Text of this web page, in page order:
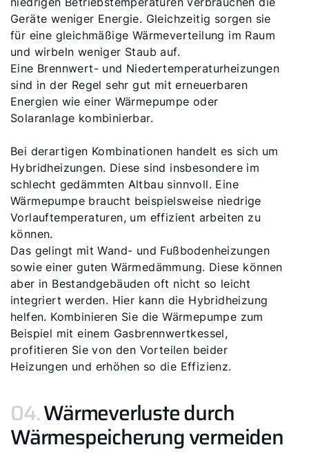
Geräte weniger Energie. Gleichzeitig sorgen sie
für eine gleichmäßige Wärmeverteilung im Raum
und wirbeln weniger Staub auf.
Eine Brennwert- und Niedertemperaturheizungen
sind in der Regel sehr gut mit erneuerbaren
Energien wie einer Wärmepumpe oder
Solaranlage kombinierbar.
Bei derartigen Kombinationen handelt es sich um
Hybridheizungen. Diese sind insbesondere im
schlecht gedämmten Altbau sinnvoll. Eine
Wärmepumpe braucht beispielsweise niedrige
Vorlauftemperaturen, um effizient arbeiten zu
können.
Das gelingt mit Wand- und Fußbodenheizungen
sowie einer guten Wärmedämmung. Diese können
aber in Bestandgebäuden oft nicht so leicht
integriert werden. Hier kann die Hybridheizung
helfen. Kombinieren Sie die Wärmepumpe zum
Beispiel mit einem Gasbrennwertkessel,
profitieren Sie von den Vorteilen beider
Heizungen und erhöhen so die Effizienz.
04.Wärmeverluste durch
Wärmespeicherung vermeiden